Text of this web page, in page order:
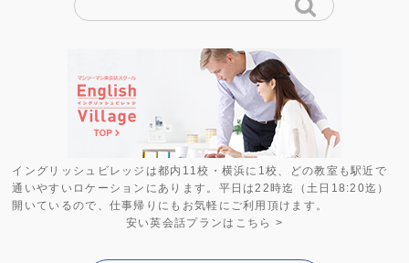
イングリッシュビレッジは都内11校・横浜に1校、どの教室も駅近で
通いやすいロケーションにあります。平日は22時迄（土日18:20迄）
開いているので、仕事帰りにもお気軽にご利用頂けます。
安い英会話プラン はこちら >